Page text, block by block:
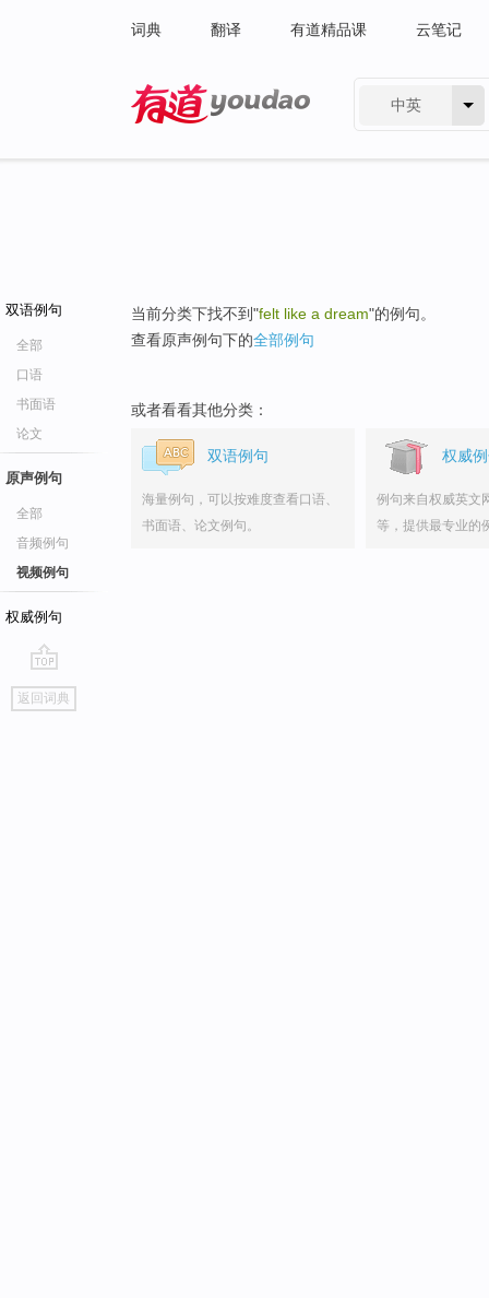
词典 翻译 有道精品课 云笔记
中英
双语例句
全部
口语
书面语
论文
原声例句
全部
音频例句
视频例句
权威例句
go
top
返回词典
当前分类下找不到"felt like a dream"的例句。
查看原声例句下的全部例句
或者看看其他分类：
双语例句
海量例句，可以按难度查看口语、
书面语、论文例句。
权威
例句来自权威英文
等，提供最专业的